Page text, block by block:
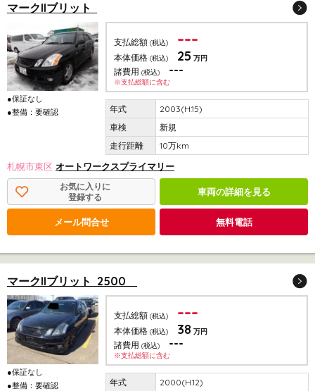
マークIIブリット
●保証なし
●整備：要確認
支払総額 (税込) ---
本体価格 (税込) 25 万円
諸費用 (税込) ---
※支払総額に含む
2003(H.15)
新規
10万km
札幌市東区 オートワークスプライマリー
お気に入りに
登録する
車両の詳細を見る
メール問合せ 無料電話
マークIIブリット 2500
●保証なし
●整備：要確認
支払総額 (税込) ---
本体価格 (税込) 38 万円
諸費用 (税込) ---
※支払総額に含む
2000(H.12)